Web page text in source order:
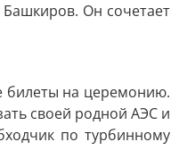
Он сочетает
билеты на церемонию.
своей родной АЭС и
по турбинному